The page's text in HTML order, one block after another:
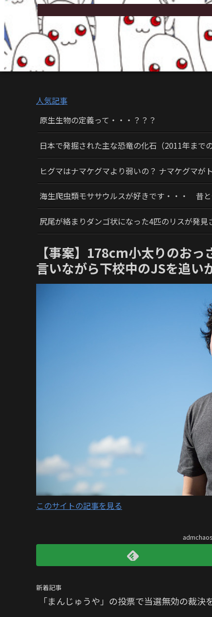
人気記事
原生生物の定義って・・・？？？
日本で発掘された主な恐竜の化石（2011年までの
ヒグマはナマケグマより弱いの？ ナマケグマが
海生爬虫類モササウルスが好きです・・・ 昔
尻尾が絡まりダンゴ状になった4匹のリスが発見
【事案】178cm小太りのお
言いながら下校中のJSを追い
このサイトの記事を見る
新着記事
「まんじゅうや」の投票で当選無効の裁